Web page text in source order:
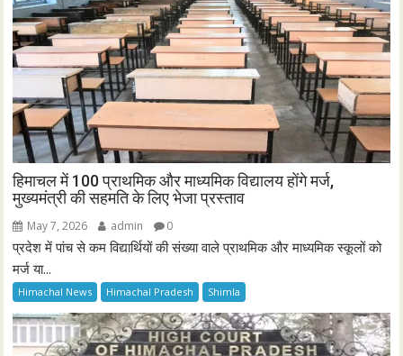
हिमाचल में 100 प्राथमिक और माध्यमिक विद्यालय होंगे मर्ज,
मुख्यमंत्री की सहमति के लिए भेजा प्रस्ताव
May 7, 2026 admin 0
प्रदेश में पांच से कम विद्यार्थियों की संख्या वाले प्राथमिक और माध्यमिक स्कूलों को
मर्ज या...
Himachal News Himachal Pradesh Shimla